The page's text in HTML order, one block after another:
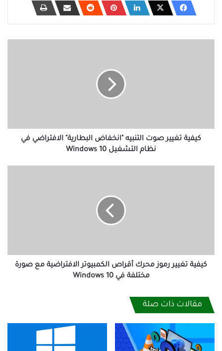
نظام
التشغيلكيفية تغيير صوت التنبيه "انخفاض البطارية" الافتراضي في
نظام التشغيل Windows 10
صورة
مختلفة
10
كيفية تغيير رموز محرك أقراص الكمبيوتر الافتراضية مع صورة
مختلفة في Windows 10
مقالات ذات صلة